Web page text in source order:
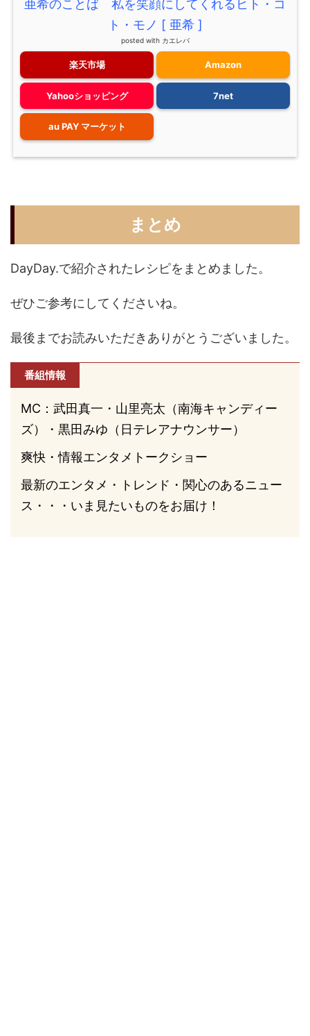
亜希のことば 私を笑顔にしてくれるヒト・コ
ト・モノ [ 亜希 ]
posted with カエレバ
楽天市場 Amazon
Yahooショッピング 7net
au PAY マーケット
まとめ
DayDay.で紹介されたレシピをまとめました。
ぜひご参考にしてくださいね。
最後までお読みいただきありがとうございました。
番組情報
MC：武田真一・山里亮太（南海キャンディー
ズ）・黒田みゆ（日テレアナウンサー）
爽快・情報エンタメトークショー
最新のエンタメ・トレンド・関心のあるニュー
ス・・・いま見たいものをお届け！